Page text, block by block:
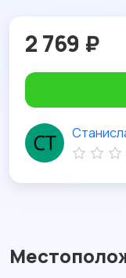
2 769 ₽